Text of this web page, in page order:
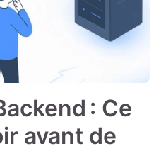
: Ce
avant de